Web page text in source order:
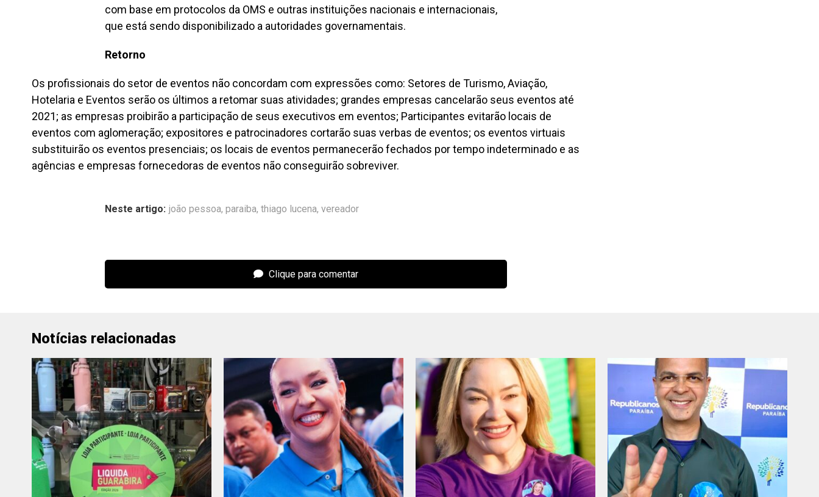
com base em protocolos da OMS e outras instituições nacionais e internacionais,
que está sendo disponibilizado a autoridades governamentais.
Retorno
Os profissionais do setor de eventos não concordam com expressões como: Setores de Turismo, Aviação,
Hotelaria e Eventos serão os últimos a retomar suas atividades; grandes empresas cancelarão seus eventos até
2021; as empresas proibirão a participação de seus executivos em eventos; Participantes evitarão locais de
eventos com aglomeração; expositores e patrocinadores cortarão suas verbas de eventos; os eventos virtuais
substituirão os eventos presenciais; os locais de eventos permanecerão fechados por tempo indeterminado e as
agências e empresas fornecedoras de eventos não conseguirão sobreviver.
Neste artigo: joão pessoa, paraiba, thiago lucena, vereador
Clique para comentar
Notícias relacionadas